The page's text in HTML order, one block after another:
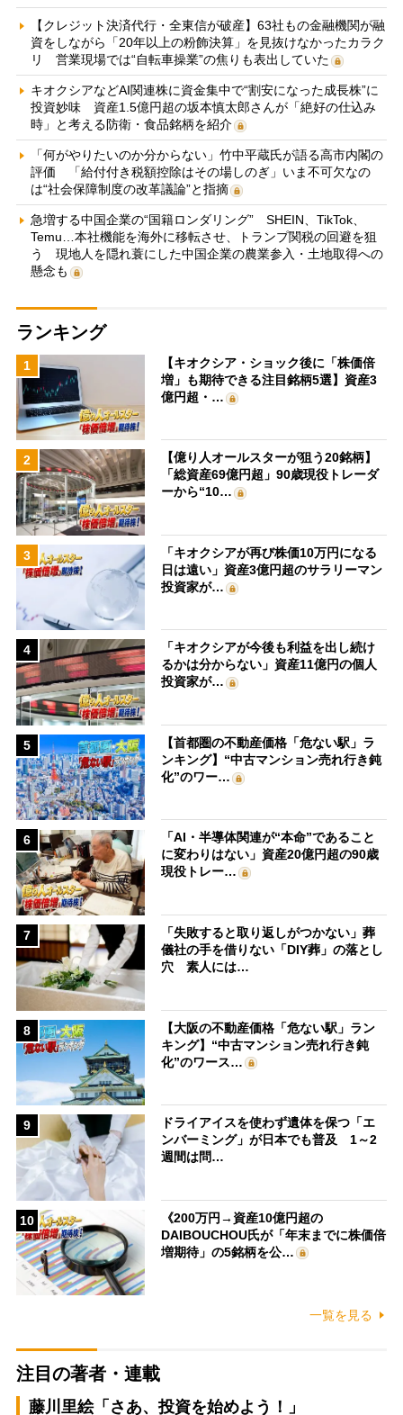
【クレジット決済代行・全東信が破産】63社もの金融機関が融
資をしながら「20年以上の粉飾決算」を見抜けなかったカラク
リ 営業現場では“自転車操業”の焦りも表出していた
キオクシアなどAI関連株に資金集中で“割安になった成長株”に
投資妙味 資産1.5億円超の坂本慎太郎さんが「絶好の仕込み
時」と考える防衛・食品銘柄を紹介
「何がやりたいのか分からない」竹中平蔵氏が語る高市内閣の
評価 「給付付き税額控除はその場しのぎ」いま不可欠なの
は“社会保障制度の改革議論”と指摘
急増する中国企業の“国籍ロンダリング” SHEIN、TikTok、
Temu…本社機能を海外に移転させ、トランプ関税の回避を狙
う 現地人を隠れ蓑にした中国企業の農業参入・土地取得への
懸念も
ランキング
1
【キオクシア・ショック後に「株価倍
増」も期待できる注目銘柄5選】資産3
億円超・…
2
【億り人オールスターが狙う20銘柄】
「総資産69億円超」90歳現役トレーダ
ーから“10…
3
「キオクシアが再び株価10万円になる
日は遠い」資産3億円超のサラリーマン
投資家が…
4
「キオクシアが今後も利益を出し続け
るかは分からない」資産11億円の個人
投資家が…
5
【首都圏の不動産価格「危ない駅」ラ
ンキング】“中古マンション売れ行き鈍
化”のワー…
6
「AI・半導体関連が“本命”であること
に変わりはない」資産20億円超の90歳
現役トレー…
7
「失敗すると取り返しがつかない」葬
儀社の手を借りない「DIY葬」の落とし
穴 素人には…
8
【大阪の不動産価格「危ない駅」ラン
キング】“中古マンション売れ行き鈍
化”のワース…
9
ドライアイスを使わず遺体を保つ「エ
ンバーミング」が日本でも普及 1～2
週間は問…
10
《200万円→資産10億円超の
DAIBOUCHOU氏が「年末までに株価倍
増期待」の5銘柄を公…
一覧を見る
注目の著者・連載
藤川里絵「さあ、投資を始めよう！」